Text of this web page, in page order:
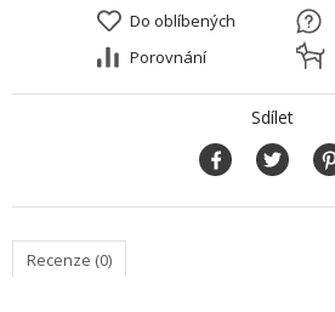
Do oblíbených
Porovnání
Sdílet
Recenze (0)